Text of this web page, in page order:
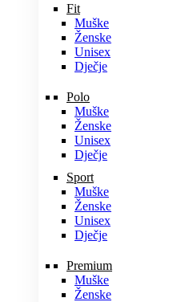
Fit
Muške
Ženske
Unisex
Dječje
Polo
Muške
Ženske
Unisex
Dječje
Sport
Muške
Ženske
Unisex
Dječje
Premium
Muške
Ženske